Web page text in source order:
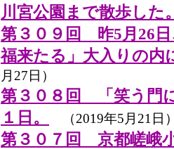
川宮公園まで散歩した
第３０９回 昨5月26日
福来たる」大入りの内
月27日）
第３０８回 「笑う門
１日。
（2019年5月21日
第３０７回 京都嵯峨